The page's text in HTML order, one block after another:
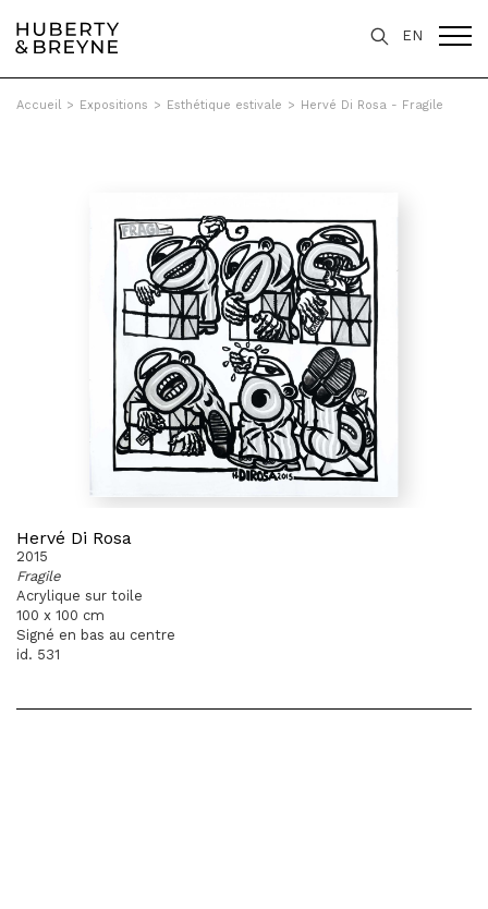
EN
Accueil > Expositions > Esthétique estivale > Hervé Di Rosa - Fragile
Hervé Di Rosa
2015
Fragile
Acrylique sur toile
100 x 100 cm
Signé en bas au centre
id. 531